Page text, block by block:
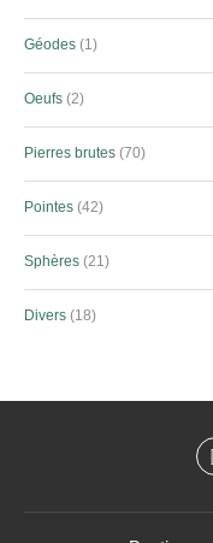
Géodes 1
Oeufs 2
Pierres brutes 70
Pointes 42
Sphères 21
Divers 18